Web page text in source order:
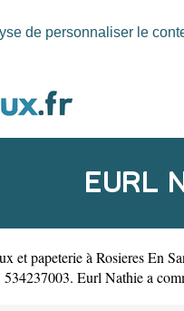
de personnaliser le
EURL
et papeterie à Rosieres En
Eurl Nathie a